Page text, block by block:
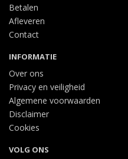
Betalen
Afleveren
Contact
INFORMATIE
Over ons
Privacy en veiligheid
Algemene voorwaarden
Disclaimer
Cookies
VOLG ONS